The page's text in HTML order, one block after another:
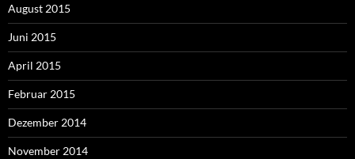
August 2015
Juni 2015
April 2015
Februar 2015
Dezember 2014
November 2014